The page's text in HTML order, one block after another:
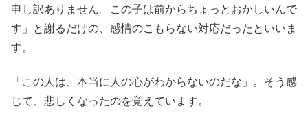
申し訳ありません。この子は前からちょっとおかしいんで
す」と謝るだけの、感情のこもらない対応だったといいま
す。
「この人は、本当に人の心がわからないのだな」。そう感
じて、悲しくなったのを覚えています。